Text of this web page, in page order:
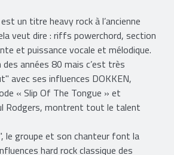
un titre heavy rock à l’ancienne
veut dire : riffs powerchord, section
et puissance vocale et mélodique.
années 80 mais c’est très
avec ses influences DOKKEN,
« Slip Of The Tongue » et
Rodgers, montrent tout le talent
le groupe et son chanteur font la
hard rock classique des